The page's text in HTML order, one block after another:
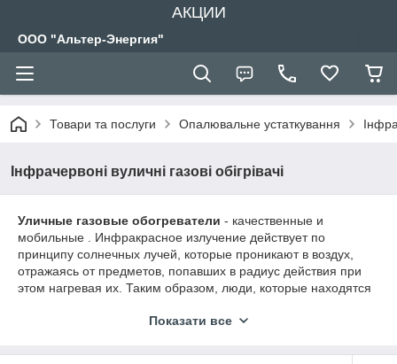
АКЦИИ
ООО "Альтер-Энергия"
Товари та послуги Опалювальне устаткування
Інфрачервоні вуличні газові обігрівачі
Уличные газовые обогреватели - качественные и
мобильные . Инфракрасное излучение действует по
принципу солнечных лучей, которые проникают в воздух,
отражаясь от предметов, попавших в радиус действия при
этом нагревая их. Таким образом, люди, которые находятся
непосредственно согреваются. Обогреватель не требует
разбирается, без труда транспортируется благодаря своим
Показати все